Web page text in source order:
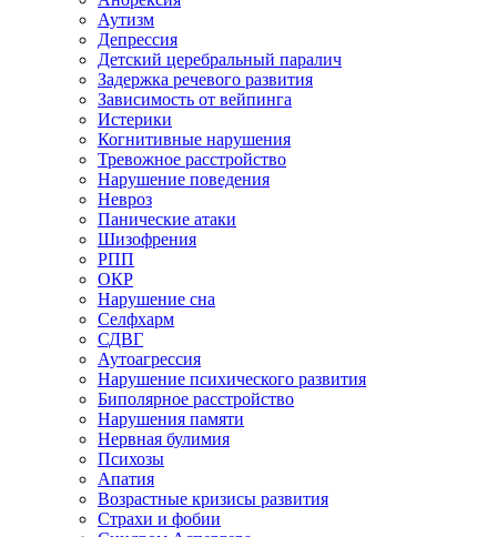
Аутизм
Депрессия
Детский церебральный паралич
Задержка речевого развития
Зависимость от вейпинга
Истерики
Когнитивные нарушения
Тревожное расстройство
Нарушение поведения
Невроз
Панические атаки
Шизофрения
РПП
ОКР
Нарушение сна
Селфхарм
СДВГ
Аутоагрессия
Нарушение психического развития
Биполярное расстройство
Нарушения памяти
Нервная булимия
Психозы
Апатия
Возрастные кризисы развития
Страхи и фобии